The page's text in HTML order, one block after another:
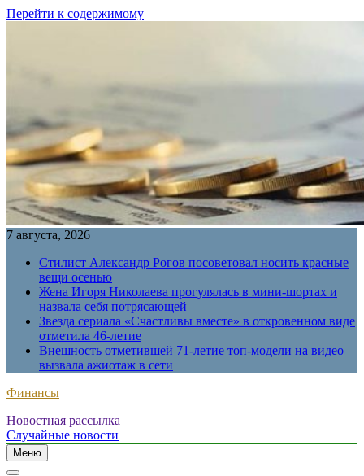
Перейти к содержимому
7 августа, 2026
Стилист Александр Рогов посоветовал носить красные
вещи осенью
Жена Игоря Николаева прогулялась в мини-шортах и
назвала себя потрясающей
Звезда сериала «Счастливы вместе» в откровенном виде
отметила 46-летие
Внешность отметившей 71-летие топ-модели на видео
вызвала ажиотаж в сети
Финансы
Новостная рассылка
Случайные новости
Меню